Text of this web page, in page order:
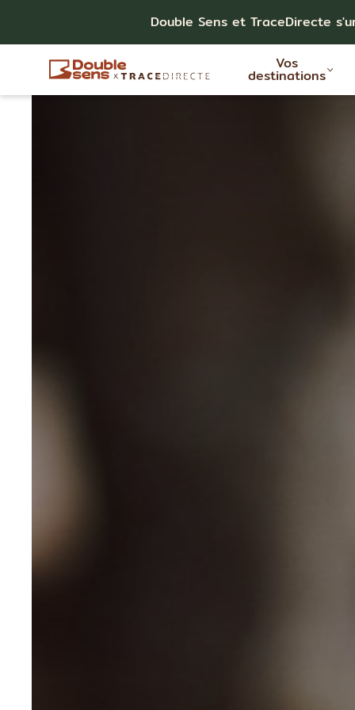
Double Sens et TraceDirecte
Vos
destinations